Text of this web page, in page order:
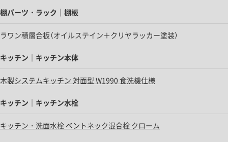
棚パーツ・ラック｜棚板
ラワン積層合板（オイルステイン＋クリヤラッカー塗装）
キッチン｜キッチン本体
木製システムキッチン 対面型 W1990 食洗機仕様
キッチン｜キッチン水栓
キッチン・洗面水栓 ベントネック混合栓 クローム